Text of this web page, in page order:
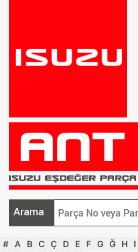
Arama
# A B C Ç D E F G Ğ H I